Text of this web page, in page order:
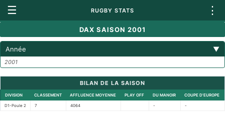
☰ RUGBY STATS ⋮
DAX SAISON 2001
Année ▼
2001
BILAN DE LA SAISON
DIVISION CLASSEMENT AFFLUENCE MOYENNE PLAY OFF DU MANOIR COUPE D'EUROPE
D1-Poule 2 7 4064 - -